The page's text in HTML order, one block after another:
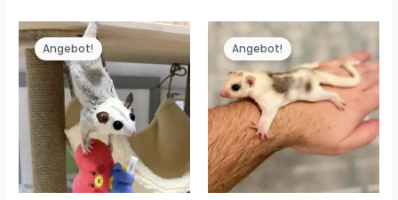
€ 300,00€ 150,00.
Angebot! Angebot!